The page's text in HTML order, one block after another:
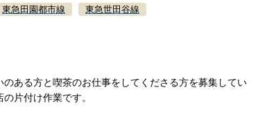
東急田園都市線 東急世田谷線
ある方と喫茶のお仕事をしてくださる方を募集してい
片付け作業です。